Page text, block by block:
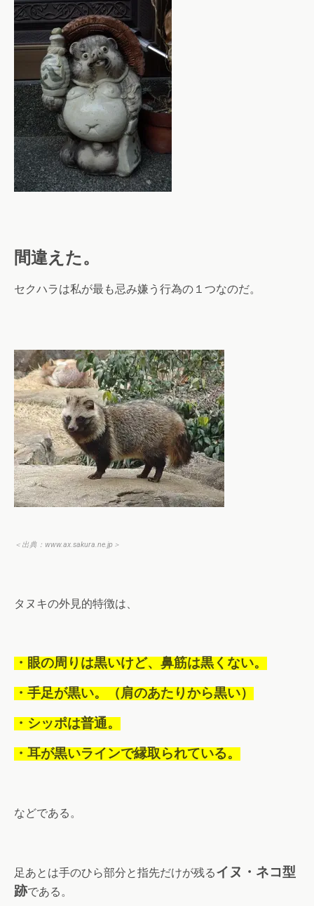
間違えた。
セクハラは私が最も忌み嫌う行為の１つなのだ。
＜出典： www.ax.sakura.ne.jp ＞
タヌキの外見的特徴は、
・眼の周りは黒いけど、鼻筋は黒くない。
・手足が黒い。（肩のあたりから黒い）
・シッポは普通。
・耳が黒いラインで縁取られている。
などである。
足あとは手のひら部分と指先だけが残るイヌ・ネコ型
跡である。